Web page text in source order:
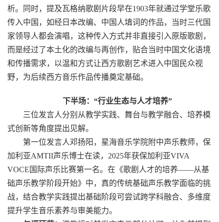
析。同时，提及瓦格纳歌剧片段早在1903年就通过学堂乐歌
传入中国，如经日本改编、中国人填词的作品，当时三代国
家领导人都会演唱，这种传入方式并非直接引入原版歌剧，
而是经过了本土化的改编与再创作，贴合当时中国文化语境
和传播需求，以温和方式让西方歌剧艺术进入中国民众视
野，为后续西方音乐作品传播奠定基础。
下半场：“行业生态与人才培养”
三位发言人分别从教学实践、舞台与教学融合、培养模
式创新等角度提出见解。
第一位发言人邓扬阳，星海音乐学院附中声乐教师，保
加利亚AMTII声乐博士在读， 2025年获保加利亚VIVA
VOCE 国际声乐比赛第一名。在《歌剧人才的培养——从基
础声乐教学阶段开始》中，真的传统基础声乐教学面临的挑
战，结合教学实践提出基础阶段可尝试跨学科融合、多维度
提升学生音乐素养与审美能力。